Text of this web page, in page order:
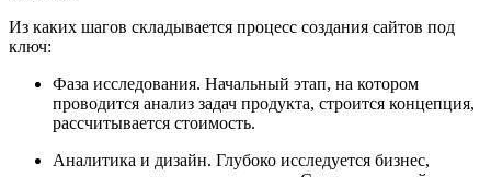
Из каких шагов складывается процесс создания сайтов под
ключ:
Фаза исследования. Начальный этап, на котором
проводится анализ задач продукта, строится концепция,
рассчитывается стоимость.
Аналитика и дизайн. Глубоко исследуется бизнес,